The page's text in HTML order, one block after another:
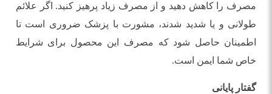
مصرف را کاهش دهید و از مصرف زیاد پرهیز کنید. اگر علائم
طولانی و یا شدید شدند، مشورت با پزشک ضروری است تا
اطمینان حاصل شود که مصرف این محصول برای شرایط
خاص شما ایمن است.
گفتار پایانی